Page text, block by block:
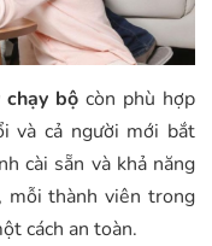
chạy bộ còn phù hợp
và cả người mới bắt
cài sẵn và khả năng
mỗi thành viên trong
cách an toàn.